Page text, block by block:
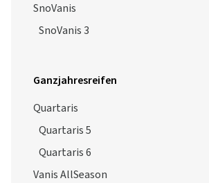
SnoVanis
SnoVanis 3
Ganzjahresreifen
Quartaris
Quartaris 5
Quartaris 6
Vanis AllSeason